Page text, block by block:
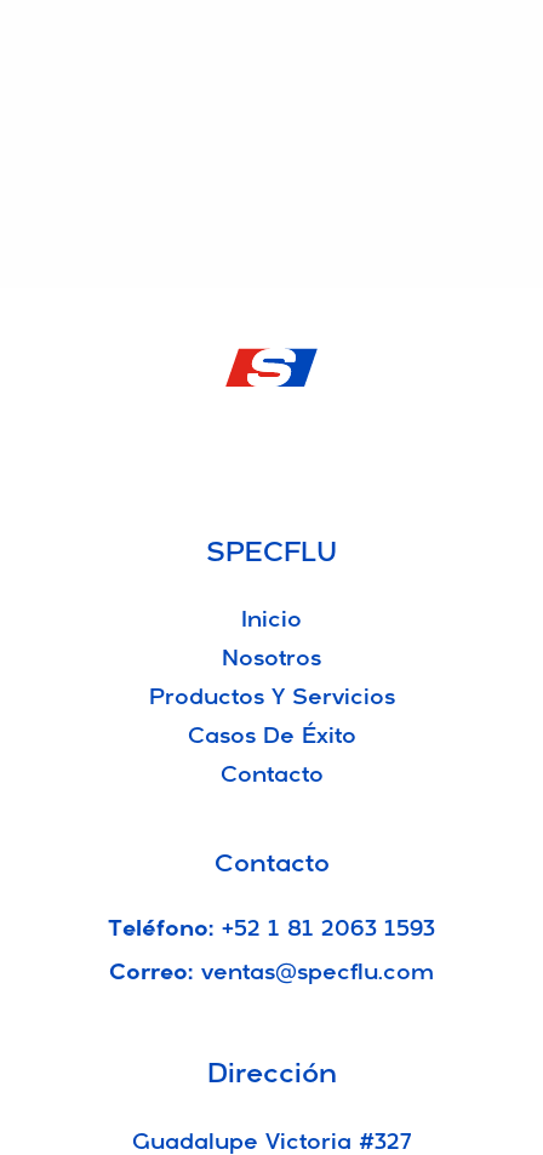
SPECFLU
Inicio
Nosotros
Productos Y Servicios
Casos De Éxito
Contacto
Contacto
Teléfono: +52 1 81 2063 1593
Correo: ventas@specflu.com
Dirección
Guadalupe Victoria #327